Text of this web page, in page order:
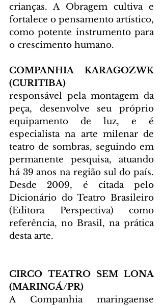
crianças. A Obragem cultiva e
fortalece o pensamento artístico,
como potente instrumento para
o crescimento humano.
COMPANHIA KARAGOZWK
(CURITIBA)
responsável pela montagem da
peça, desenvolve seu próprio
equipamento de luz, e é
especialista na arte milenar de
teatro de sombras, seguindo em
permanente pesquisa, atuando
há 39 anos na região sul do país.
Desde 2009, é citada pelo
Dicionário do Teatro Brasileiro
(Editora Perspectiva) como
referência, no Brasil, na prática
desta arte.
CIRCO TEATRO SEM LONA
(MARINGÁ/PR)
A Companhia maringaense